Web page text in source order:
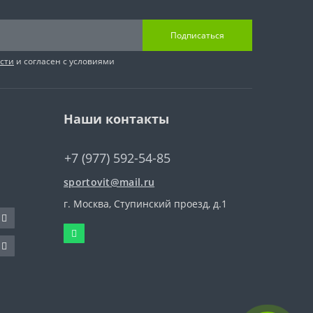
Подписаться
и согласен с условиями
Наши контакты
+7 (977) 592-54-85
sportovit@mail.ru
г. Москва, Ступинский проезд, д.1